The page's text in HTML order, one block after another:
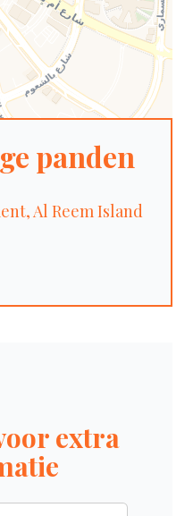
panden
Al Reem Island
extra